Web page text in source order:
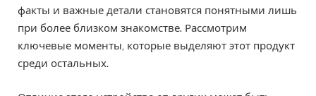
факты и важные детали становятся понятными лишь
при более близком знакомстве. Рассмотрим
ключевые моменты, которые выделяют этот продукт
среди остальных.